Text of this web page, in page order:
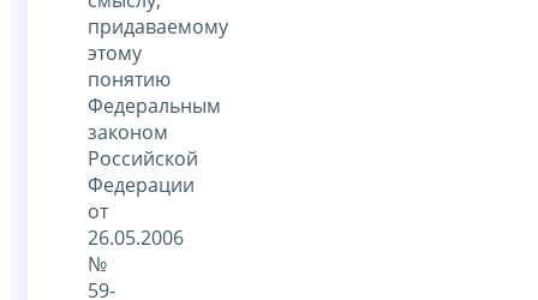
придаваемому
этому
понятию
Федеральным
законом
Российской
Федерации
от
26.05.2006
№
59-